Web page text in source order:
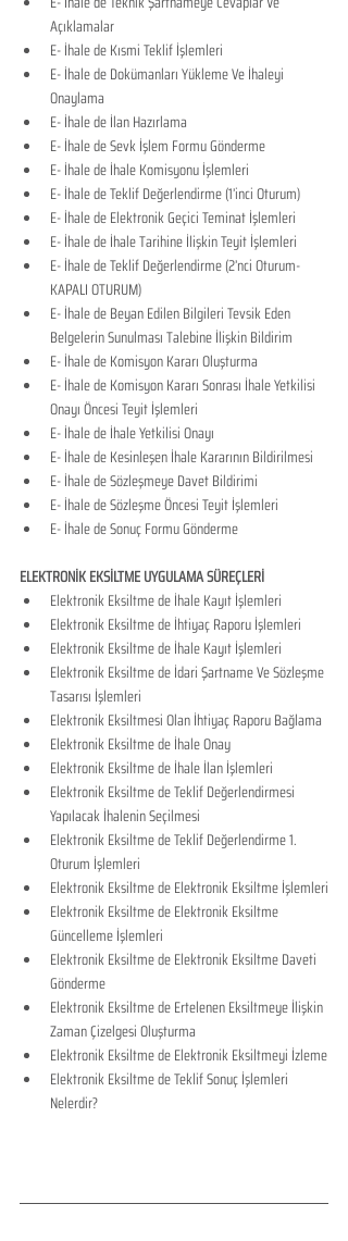
Açıklamalar
E- İhale de Kısmi Teklif İşlemleri
E- İhale de Dokümanları Yükleme Ve İhaleyi
Onaylama
E- İhale de İlan Hazırlama
E- İhale de Sevk İşlem Formu Gönderme
E- İhale de İhale Komisyonu İşlemleri
E- İhale de Teklif Değerlendirme (1’inci Oturum)
E- İhale de Elektronik Geçici Teminat İşlemleri
E- İhale de İhale Tarihine İlişkin Teyit İşlemleri
E- İhale de Teklif Değerlendirme (2’nci Oturum-
KAPALI OTURUM)
E- İhale de Beyan Edilen Bilgileri Tevsik Eden
Belgelerin Sunulması Talebine İlişkin Bildirim
E- İhale de Komisyon Kararı Oluşturma
E- İhale de Komisyon Kararı Sonrası İhale Yetkilisi
Onayı Öncesi Teyit İşlemleri
E- İhale de İhale Yetkilisi Onayı
E- İhale de Kesinleşen İhale Kararının Bildirilmesi
E- İhale de Sözleşmeye Davet Bildirimi
E- İhale de Sözleşme Öncesi Teyit İşlemleri
E- İhale de Sonuç Formu Gönderme
ELEKTRONİK EKSİLTME UYGULAMA SÜREÇLERİ
​Elektronik Eksiltme de İhale Kayıt İşlemleri
Elektronik Eksiltme de İhtiyaç Raporu İşlemleri
Elektronik Eksiltme de İhale Kayıt İşlemleri
Elektronik Eksiltme de İdari Şartname Ve Sözleşme
Tasarısı İşlemleri
Elektronik Eksiltmesi Olan İhtiyaç Raporu Bağlama
Elektronik Eksiltme de İhale Onay
Elektronik Eksiltme de İhale İlan İşlemleri
Elektronik Eksiltme de Teklif Değerlendirmesi
Yapılacak İhalenin Seçilmesi
Elektronik Eksiltme de Teklif Değerlendirme 1.
Oturum İşlemleri
Elektronik Eksiltme de Elektronik Eksiltme İşlemleri
Elektronik Eksiltme de Elektronik Eksiltme
Güncelleme İşlemleri
Elektronik Eksiltme de Elektronik Eksiltme Daveti
Gönderme
Elektronik Eksiltme de Ertelenen Eksiltmeye İlişkin
Zaman Çizelgesi Oluşturma
Elektronik Eksiltme de Elektronik Eksiltmeyi İzleme
Elektronik Eksiltme de Teklif Sonuç İşlemleri
Nelerdir?